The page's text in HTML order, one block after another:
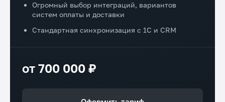
Огромный выбор интеграций, вариантов
систем оплаты и доставки
Стандартная синхронизация с 1С и CRM
от 700 000 ₽